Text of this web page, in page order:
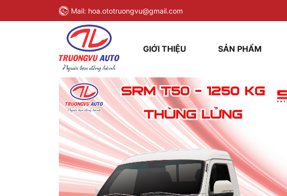
Mail: hoa.ototruongvu@gmail.com
GIỚI THIỆU SẢN PHẨM